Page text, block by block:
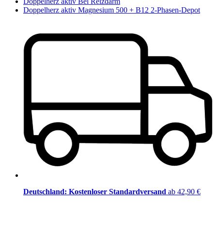
Doppelherz aktiv Magnesium 500 + B12 2-Phasen-Depot
Deutschland: Kostenloser Standardversand ab 42,90 €